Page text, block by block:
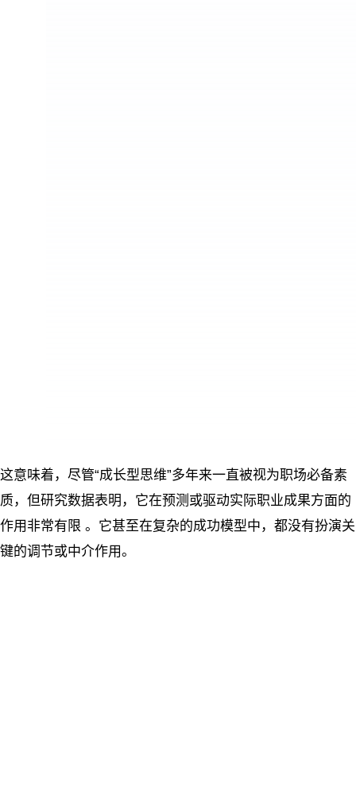
这意味着，尽管“成长型思维”多年来一直被视为职场必备素
质，但研究数据表明，它在预测或驱动实际职业成果方面的
作用非常有限 。它甚至在复杂的成功模型中，都没有扮演关
键的调节或中介作用。